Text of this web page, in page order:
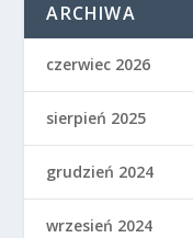
ARCHIWA
czerwiec 2026
sierpień 2025
grudzień 2024
wrzesień 2024